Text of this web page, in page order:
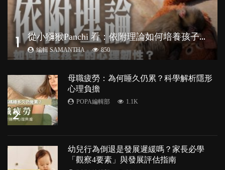
1 從
小獼猴Panchi 看：依附理論如何培養孩子心理韌性？
編輯 SAMANTHA 850
2
母職疲勞：為何睡久仍累？科學解析隱形
心理負擔
POPA編輯部 1.1K
幼兒行為倒退是發展遲緩嗎？家長必學
「觀察4要素」與發展評估指南